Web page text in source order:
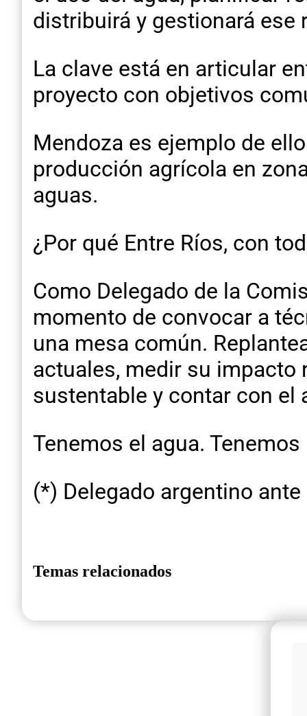
distribuirá y gestionará ese
La clave está en articular
proyecto con objetivos
Mendoza es ejemplo de
producción agrícola en
aguas.
¿Por qué Entre Ríos, con
Como Delegado de la
momento de convocar a
una mesa común.
actuales, medir su impacto
sustentable y contar con el
Tenemos el agua.
(*) Delegado argentino
Temas relacionados